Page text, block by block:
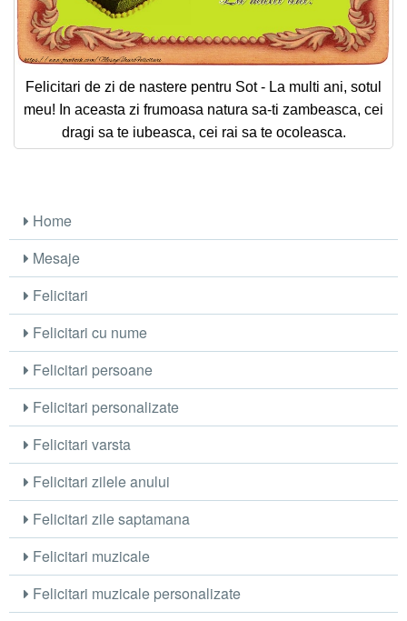
Felicitari de zi de nastere pentru Sot - La multi ani, sotul
meu! In aceasta zi frumoasa natura sa-ti zambeasca, cei
dragi sa te iubeasca, cei rai sa te ocoleasca.
Home
Mesaje
Felicitari
Felicitari cu nume
Felicitari persoane
Felicitari personalizate
Felicitari varsta
Felicitari zilele anului
Felicitari zile saptamana
Felicitari muzicale
Felicitari muzicale personalizate